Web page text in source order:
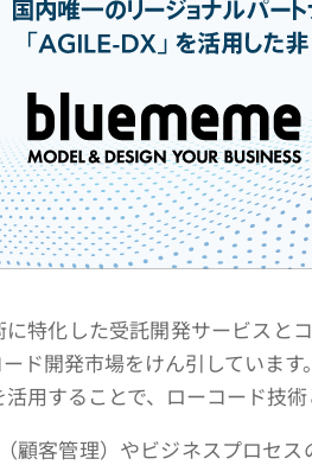
特化した受託開発サービスと
ド開発市場をけん引していま
用することで、ローコード技
顧客管理）やビジネスプロセ